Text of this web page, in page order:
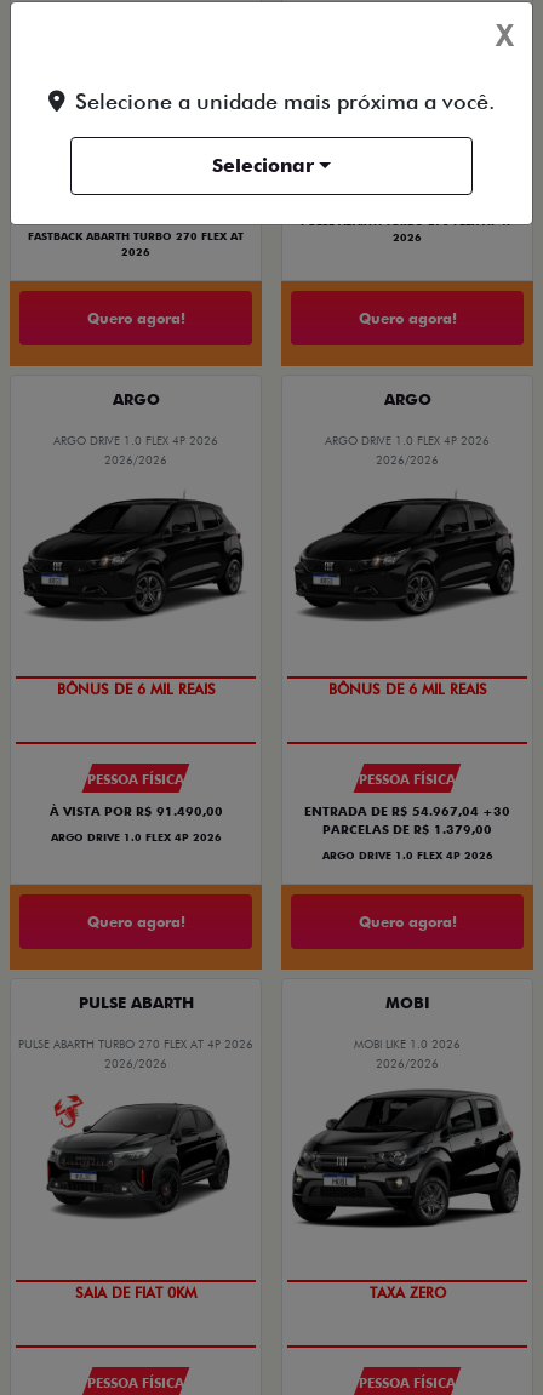
ENTRADA DE R$ 118.434,84 +18
FASTBACK ABARTH TURBO 270 FLEX AT
2026
Quero agora!
ENTRADA DE R$ 104.728,61 +18
PARCELAS DE R$ 2.759,00
PULSE ABARTH TURBO 270 FLEX AT 4P
2026
Quero agora!
ARGO
ARGO DRIVE 1.0 FLEX 4P 2026
2026/2026
BÔNUS DE 6 MIL REAIS
PESSOA FÍSICA
À VISTA POR R$ 91.490,00
ARGO DRIVE 1.0 FLEX 4P 2026
Quero agora!
ARGO
ARGO DRIVE 1.0 FLEX 4P 2026
2026/2026
BÔNUS DE 6 MIL REAIS
PESSOA FÍSICA
ENTRADA DE R$ 54.967,04 +30
PARCELAS DE R$ 1.379,00
ARGO DRIVE 1.0 FLEX 4P 2026
Quero agora!
PULSE ABARTH
PULSE ABARTH TURBO 270 FLEX AT 4P 2026
2026/2026
SAIA DE FIAT 0KM
PESSOA FÍSICA
MOBI
MOBI LIKE 1.0 2026
2026/2026
TAXA ZERO
PESSOA FÍSICA
X
Selecione a unidade mais próxima a você.
Selecionar